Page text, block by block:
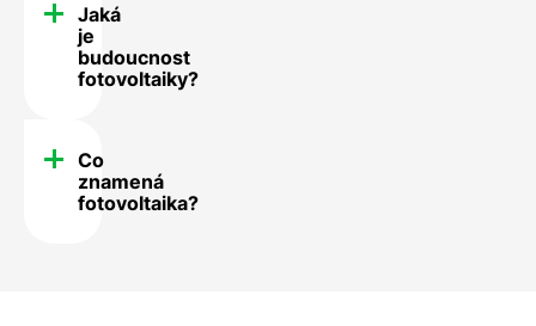
Jaká
je
budoucnost
fotovoltaiky?
Co
znamená
fotovoltaika?